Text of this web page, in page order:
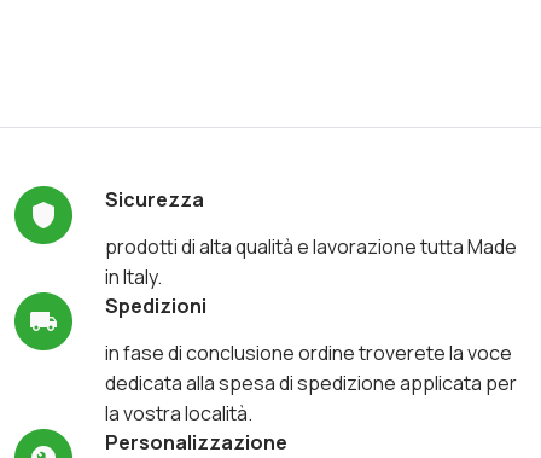
Sicurezza
prodotti di alta qualità e lavorazione tutta Made
in Italy.
Spedizioni
in fase di conclusione ordine troverete la voce
dedicata alla spesa di spedizione applicata per
la vostra località.
Personalizzazione